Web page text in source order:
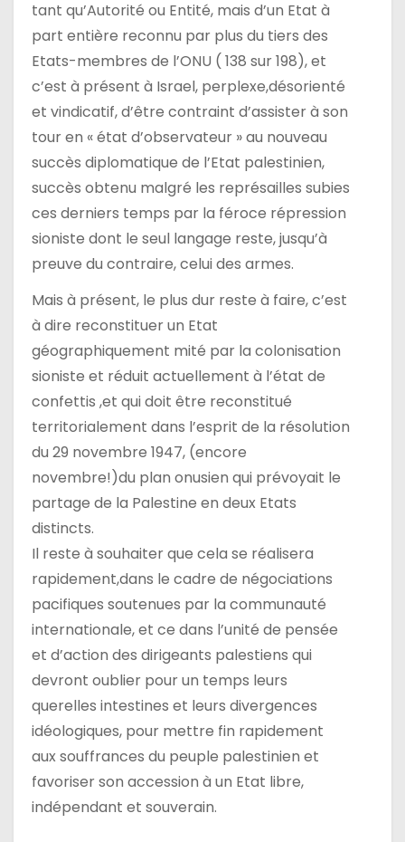
tant qu’Autorité ou Entité, mais d’un Etat à
part entière reconnu par plus du tiers des
Etats-membres de l’ONU ( 138 sur 198), et
c’est à présent à Israel, perplexe,désorienté
et vindicatif, d’être contraint d’assister à son
tour en « état d’observateur » au nouveau
succès diplomatique de l’Etat palestinien,
succès obtenu malgré les représailles subies
ces derniers temps par la féroce répression
sioniste dont le seul langage reste, jusqu’à
preuve du contraire, celui des armes.
Mais à présent, le plus dur reste à faire, c’est
à dire reconstituer un Etat
géographiquement mité par la colonisation
sioniste et réduit actuellement à l’état de
confettis ,et qui doit être reconstitué
territorialement dans l’esprit de la résolution
du 29 novembre 1947, (encore
novembre!)du plan onusien qui prévoyait le
partage de la Palestine en deux Etats
distincts.
Il reste à souhaiter que cela se réalisera
rapidement,dans le cadre de négociations
pacifiques soutenues par la communauté
internationale, et ce dans l’unité de pensée
et d’action des dirigeants palestiens qui
devront oublier pour un temps leurs
querelles intestines et leurs divergences
idéologiques, pour mettre fin rapidement
aux souffrances du peuple palestinien et
favoriser son accession à un Etat libre,
indépendant et souverain.